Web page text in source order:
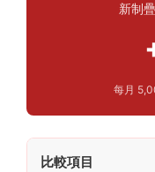
新制
每月
比較項目